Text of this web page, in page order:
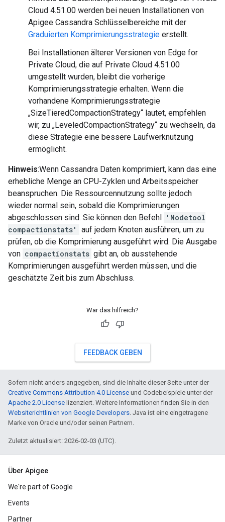
Cloud 4.51.00 werden bei neuen Installationen von
Apigee Cassandra Schlüsselbereiche mit der
Graduierten Komprimierungsstrategie erstellt.
Bei Installationen älterer Versionen von Edge for
Private Cloud, die auf Private Cloud 4.51.00
umgestellt wurden, bleibt die vorherige
Komprimierungsstrategie erhalten. Wenn die
vorhandene Komprimierungsstrategie
„SizeTieredCompactionStrategy“ lautet, empfehlen
wir, zu „LeveledCompactionStrategy“ zu wechseln, da
diese Strategie eine bessere Laufwerknutzung
ermöglicht.
Hinweis:Wenn Cassandra Daten komprimiert, kann das eine
erhebliche Menge an CPU-Zyklen und Arbeitsspeicher
beanspruchen. Die Ressourcennutzung sollte jedoch
wieder normal sein, sobald die Komprimierungen
abgeschlossen sind. Sie können den Befehl 'Nodetool
compactionstats'
auf jedem Knoten ausführen, um zu
prüfen, ob die Komprimierung ausgeführt wird. Die Ausgabe
von compactionstats gibt an, ob ausstehende
Komprimierungen ausgeführt werden müssen, und die
geschätzte Zeit bis zum Abschluss.
War das hilfreich?
FEEDBACK GEBEN
Sofern nicht anders angegeben, sind die Inhalte dieser Seite unter der
Creative Commons Attribution 4.0 License und Codebeispiele unter der
Apache 2.0 License lizenziert. Weitere Informationen finden Sie in den
Websiterichtlinien von Google Developers. Java ist eine eingetragene
Marke von Oracle und/oder seinen Partnern.
Zuletzt aktualisiert: 2026-02-03 (UTC).
Über Apigee
We're part of Google
Events
Partner